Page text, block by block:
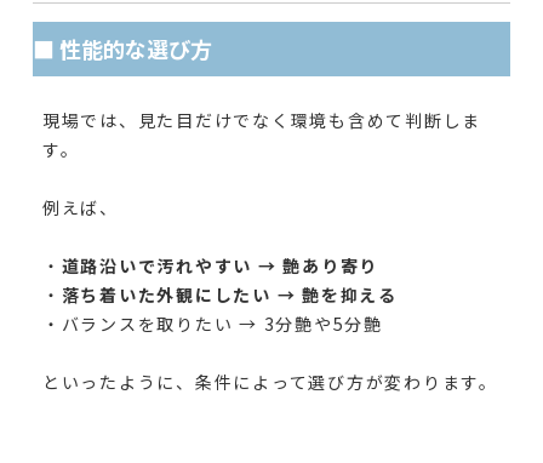
■ 性能的な選び方
現場では、見た目だけでなく環境も含めて判断しま
す。
例えば、
・ 道路沿いで汚れやすい → 艶あり寄り
・ 落ち着いた外観にしたい → 艶を抑える
・バランスを取りたい → 3分艶や5分艶
といったように、条件によって選び方が変わります。